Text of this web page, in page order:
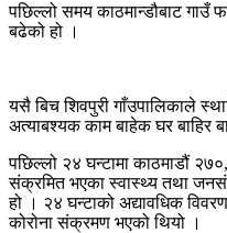
पछिल्लो समय काठमान्डौबाट
बढेको हो ।
यसै बिच शिवपुरी गाँउपालिकाले
अत्याबश्यक काम बाहेक घर बाहिर
पछिल्लो २४ घन्टामा काठमाडौं
संक्रमित भएका स्वास्थ्य तथा
हो । २४ घन्टाको अद्यावधिक
कोरोना संक्रमण भएको थियो ।